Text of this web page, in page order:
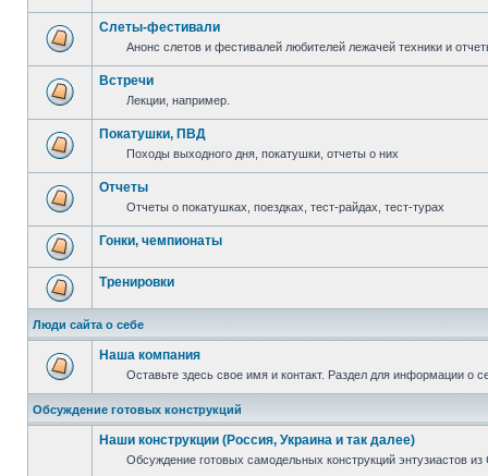
Слеты-фестивали
Анонс слетов и фестивалей любителей лежачей техники и
Встречи
Лекции, например.
Покатушки, ПВД
Походы выходного дня, покатушки, отчеты о них
Отчеты
Отчеты о покатушках, поездках, тест-райдах, тест-турах
Гонки, чемпионаты
Тренировки
Люди сайта о себе
Наша компания
Оставьте здесь свое имя и контакт. Раздел для информации о
Обсуждение готовых конструкций
Наши конструкции (Россия, Украина и так далее)
Обсуждение готовых самодельных конструкций энтузиастов